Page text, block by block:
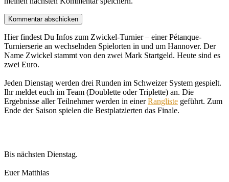
Hier findest Du Infos zum Zwickel-Turnier – einer Pétanque-
Turnierserie an wechselnden Spielorten in und um Hannover. Der
Name Zwickel stammt von den zwei Mark Startgeld. Heute sind es
zwei Euro.
Jeden Dienstag werden drei Runden im Schweizer System gespielt.
Ihr meldet euch im Team (Doublette oder Triplette) an. Die
Ergebnisse aller Teilnehmer werden in einerRangliste geführt. Zum
Ende der Saison spielen die Bestplatzierten das Finale.
Bis nächsten Dienstag.
Euer Matthias